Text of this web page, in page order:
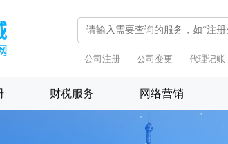
公司注册 公司变更 代理记账
财税服务 网络营销